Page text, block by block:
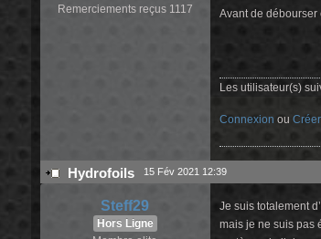
Remerciements reçus 1117
Avant de débourser
Les utilisateur(s)
Connexion ou
Hydrofoils 15 Fév 2021 12:39
Steff29
Hors Ligne
Je suis totalement
mais je ne suis pas